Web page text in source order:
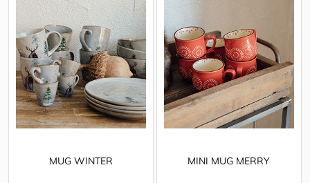
MUG WINTER MINI MUG MERRY